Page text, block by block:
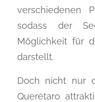
verschiedenen
sodass der
Möglichkeit für
darstellt.
Doch nicht nur
Querétaro